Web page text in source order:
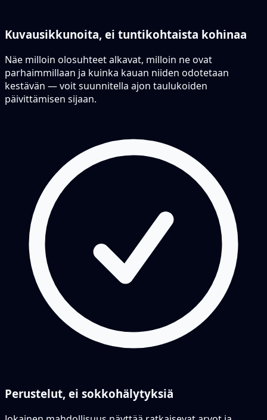
Kuvausikkunoita, ei tuntikohtaista kohinaa
Näe milloin olosuhteet alkavat, milloin ne ovat
parhaimmillaan ja kuinka kauan niiden odotetaan
kestävän — voit suunnitella ajon taulukoiden
päivittämisen sijaan.
Perustelut, ei sokkohälytyksiä